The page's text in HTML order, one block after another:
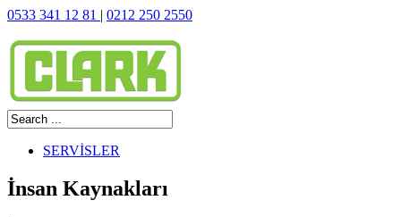
0533 341 12 81 | 0212 250 2550
SERVİSLER
İnsan Kaynakları